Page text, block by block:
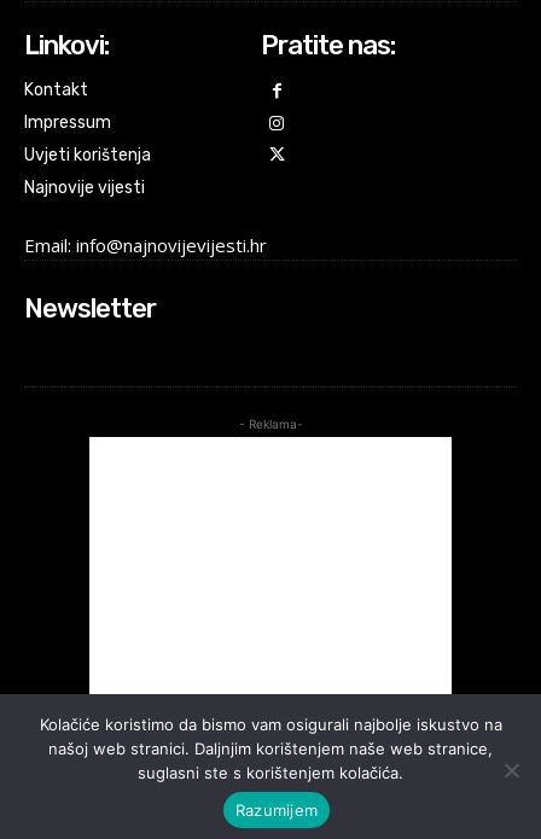
Linkovi:
Kontakt
Impressum
Uvjeti korištenja
Najnovije vijesti
Pratite nas:
Email: info@najnovijevijesti.hr
Newsletter
- Reklama-
©2026. Sva prava pridržana.
Kolačiće koristimo da bismo vam osigurali najbolje iskustvo na
našoj web stranici. Daljnjim korištenjem naše web stranice,
suglasni ste s korištenjem kolačića.
Razumijem